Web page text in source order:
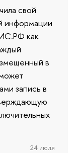
свой
информации
как
в
запись в
24 июля